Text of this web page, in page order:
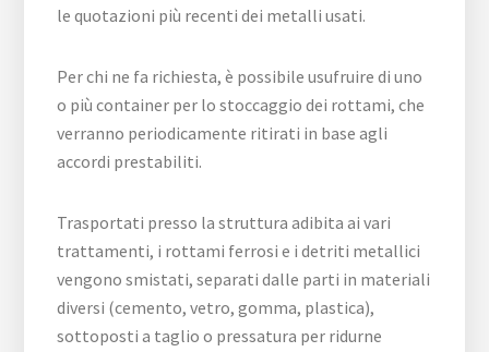
le quotazioni più recenti dei metalli usati.
Per chi ne fa richiesta, è possibile usufruire di uno
o più container per lo stoccaggio dei rottami, che
verranno periodicamente ritirati in base agli
accordi prestabiliti.
Trasportati presso la struttura adibita ai vari
trattamenti, i rottami ferrosi e i detriti metallici
vengono smistati, separati dalle parti in materiali
diversi (cemento, vetro, gomma, plastica),
sottoposti a taglio o pressatura per ridurne